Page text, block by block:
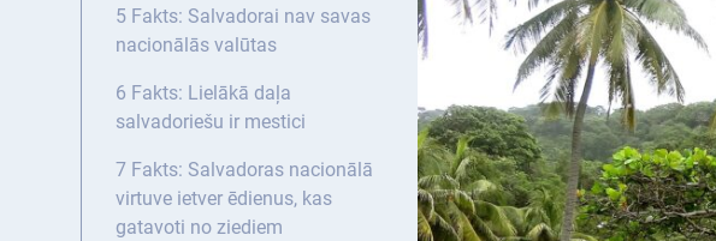
5 Fakts: Salvadorai nav savas
nacionālās valūtas
6 Fakts: Lielākā daļa
salvadoriešu ir mestici
7 Fakts: Salvadoras nacionālā
virtuve ietver ēdienus, kas
gatavoti no ziediem